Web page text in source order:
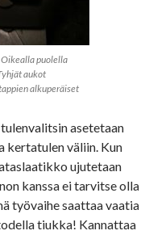
puolella
aukot
alkuperäiset
asetetaan
kertatulen väliin. Kun
ujutetaan
kanssa ei tarvitse olla
työvaihe saattaa vaatia
tiukka! Kannattaa